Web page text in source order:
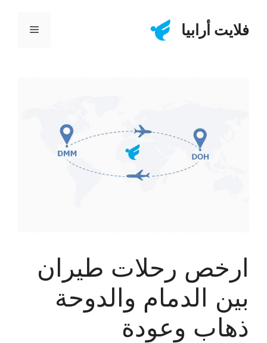
المحتوىفلايت أرابيا القائمة
ارخص رحلات طيران
بين الدمام والدوحة
ذهاب وعودة